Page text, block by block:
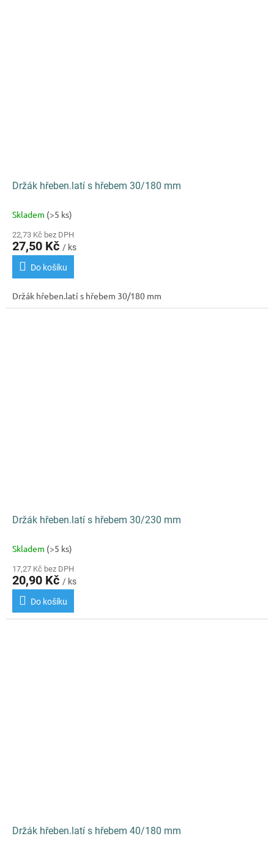
Držák hřeben.latí s hřebem 30/180 mm
Skladem (>5 ks)
22,73 Kč bez DPH
27,50 Kč / ks
Do košíku
Držák hřeben.latí s hřebem 30/180 mm
Držák hřeben.latí s hřebem 30/230 mm
Skladem (>5 ks)
17,27 Kč bez DPH
20,90 Kč / ks
Do košíku
Držák hřeben.latí s hřebem 40/180 mm